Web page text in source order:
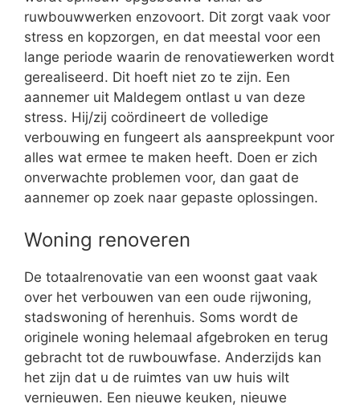
ruwbouwwerken enzovoort. Dit zorgt vaak voor
stress en kopzorgen, en dat meestal voor een
lange periode waarin de renovatiewerken wordt
gerealiseerd. Dit hoeft niet zo te zijn. Een
aannemer uit Maldegem ontlast u van deze
stress. Hij/zij coördineert de volledige
verbouwing en fungeert als aanspreekpunt voor
alles wat ermee te maken heeft. Doen er zich
onverwachte problemen voor, dan gaat de
aannemer op zoek naar gepaste oplossingen.
Woning renoveren
De totaalrenovatie van een woonst gaat vaak
over het verbouwen van een oude rijwoning,
stadswoning of herenhuis. Soms wordt de
originele woning helemaal afgebroken en terug
gebracht tot de ruwbouwfase. Anderzijds kan
het zijn dat u de ruimtes van uw huis wilt
vernieuwen. Een nieuwe keuken, nieuwe